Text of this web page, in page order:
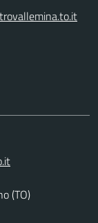
(TO)